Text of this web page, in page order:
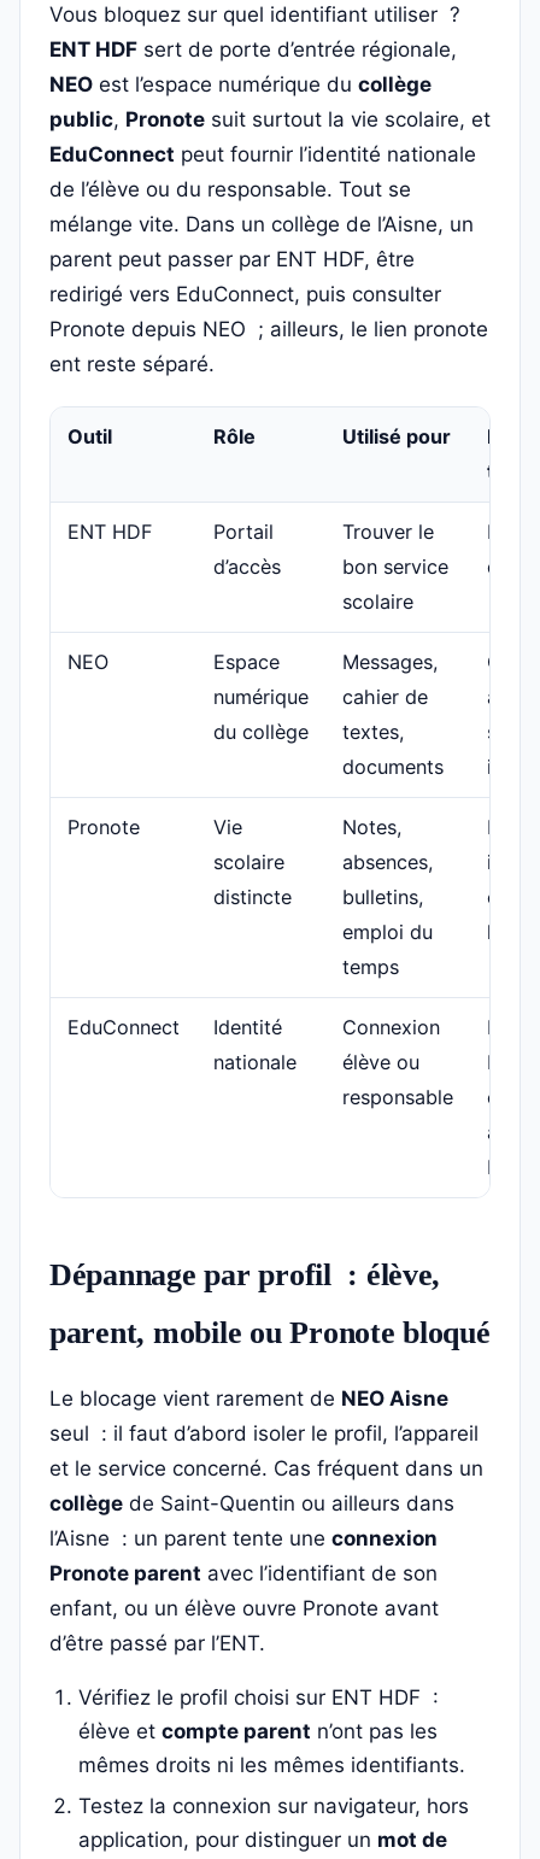
Vous bloquez sur quel identifiant utiliser ?
ENT HDF sert de porte d’entrée régionale,
NEO est l’espace numérique du collège
public, Pronote suit surtout la vie scolaire, et
EduConnect peut fournir l’identité nationale
de l’élève ou du responsable. Tout se
mélange vite. Dans un collège de l’Aisne, un
parent peut passer par ENT HDF, être
redirigé vers EduConnect, puis consulter
Pronote depuis NEO ; ailleurs, le lien pronote
ent reste séparé.
Outil Rôle Utilisé pour
ENT HDF
Portail
d’accès
Trouver le
bon service
scolaire
de
NEO
Espace
numérique
du collège
Messages,
cahier de
textes,
documents
Pronote
Vie
scolaire
distincte
Notes,
absences,
bulletins,
emploi du
temps
EduConnect
Identité
nationale
Connexion
élève ou
responsable
Mot
avec
NEO
Dépannage par profil : élève,
parent, mobile ou Pronote bloqué
Le blocage vient rarement de NEO Aisne
seul : il faut d’abord isoler le profil, l’appareil
et le service concerné. Cas fréquent dans un
collège de Saint-Quentin ou ailleurs dans
l’Aisne : un parent tente une connexion
Pronote parent avec l’identifiant de son
enfant, ou un élève ouvre Pronote avant
d’être passé par l’ENT.
Vérifiez le profil choisi sur ENT HDF :
élève et compte parent n’ont pas les
mêmes droits ni les mêmes identifiants.
Testez la connexion sur navigateur, hors
application, pour distinguer un mot de